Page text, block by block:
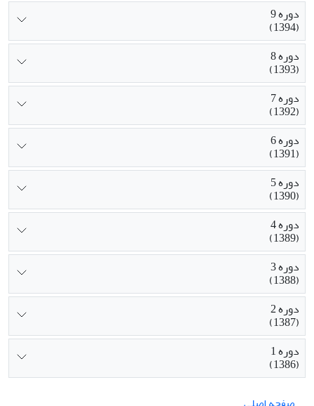
دوره 9
(1394)
دوره 8
(1393)
دوره 7
(1392)
دوره 6
(1391)
دوره 5
(1390)
دوره 4
(1389)
دوره 3
(1388)
دوره 2
(1387)
دوره 1
(1386)